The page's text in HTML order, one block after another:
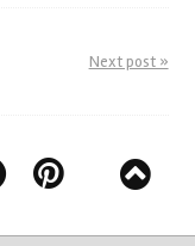
Next post »